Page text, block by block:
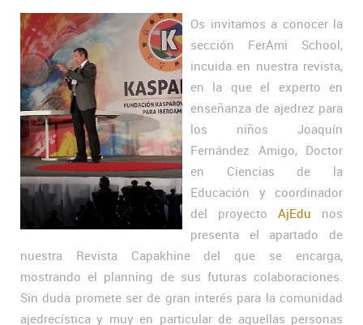
Os invitamos a conocer la
sección FerAmi School,
incuida en nuestra revista,
en la que el experto en
enseñanza de ajedrez para
los niños Joaquín
Fernández Amigo, Doctor
en Ciencias de la
Educación y coordinador
del proyecto AjEdu nos
presenta el apartado de
nuestra Revista Capakhine del que se encarga,
mostrando el planning de sus futuras colaboraciones.
Sin duda promete ser de gran interés para la comunidad
ajedrecística y muy en particular de aquellas personas